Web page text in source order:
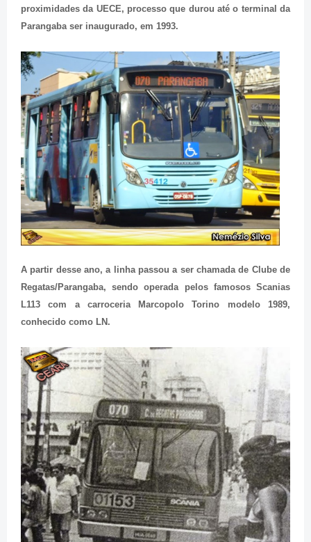
proximidades da UECE, processo que durou até o terminal da
Parangaba ser inaugurado, em 1993.
A partir desse ano, a linha passou a ser chamada de Clube de
Regatas/Parangaba, sendo operada pelos famosos Scanias
L113 com a carroceria Marcopolo Torino modelo 1989,
conhecido como LN.